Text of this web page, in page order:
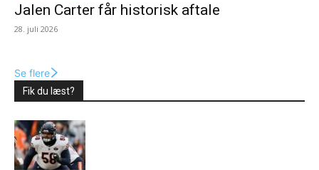
Jalen Carter får historisk aftale
28. juli 2026
Se flere
Fik du læst?